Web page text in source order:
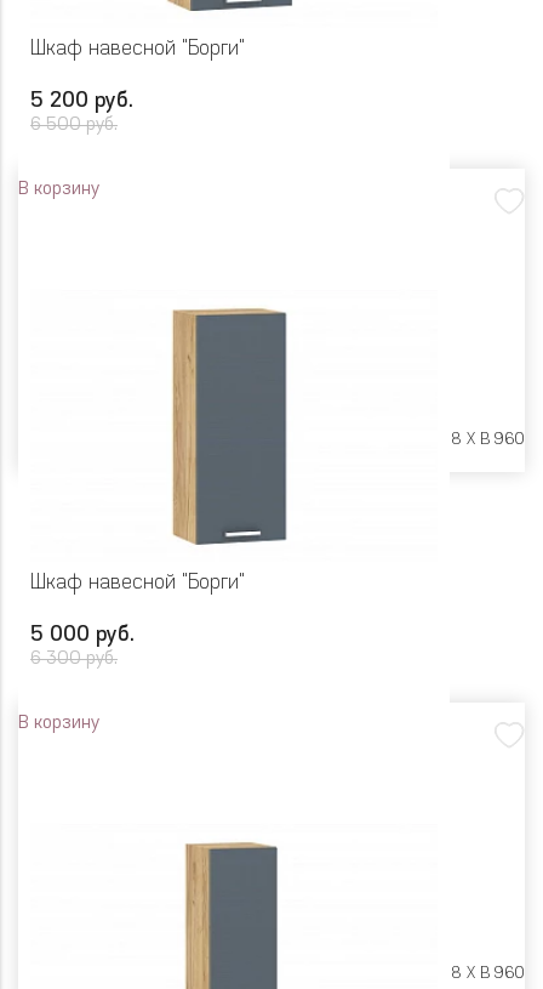
Шкаф навесной "Борги"
5 200 руб.
6 500 руб.
В корзину
Ш 450 X Г 318 X В 960
Шкаф навесной "Борги"
5 000 руб.
6 300 руб.
В корзину
Ш 400 X Г 318 X В 960